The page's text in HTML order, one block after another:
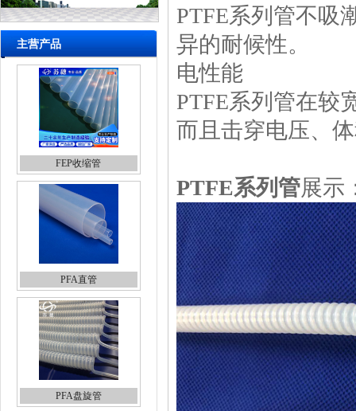
主营产品
FEP收缩管
PFA直管
PFA盘旋管
PTFE系列管不吸
异的耐候性。
电性能
PTFE系列管在较
而且击穿电压、
PTFE系列管展示